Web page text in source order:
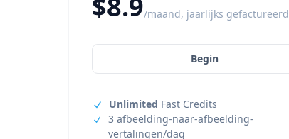
/maand, jaarlijks gefactureerd
Begin
Unlimited Fast Credits
3 afbeelding-naar-afbeelding-
vertalingen/dag